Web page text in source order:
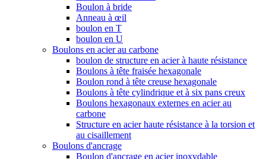
Boulon à bride
Anneau à œil
boulon en T
boulon en U
Boulons en acier au carbone
boulon de structure en acier à haute résistance
Boulons à tête fraisée hexagonale
Boulon rond à tête creuse hexagonale
Boulons à tête cylindrique et à six pans creux
Boulons hexagonaux externes en acier au
carbone
Structure en acier haute résistance à la torsion et
au cisaillement
Boulons d'ancrage
Boulon d'ancrage en acier inoxydable